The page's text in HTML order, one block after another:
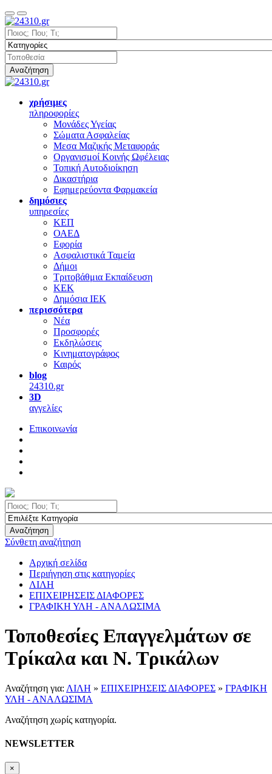
Αναζήτηση
χρήσιμες
πληροφορίες
Μονάδες Υγείας
Σώματα Ασφαλείας
Μεσα Μαζικής Μεταφοράς
Οργανισμοί Κοινής Ωφέλειας
Τοπική Αυτοδιοίκηση
Δικαστήρια
Εφημερεύοντα Φαρμακεία
δημόσιες
υπηρεσίες
ΚΕΠ
ΟΑΕΔ
Εφορία
Ασφαλιστικά Ταμεία
Δήμοι
Τριτοβάθμια Εκπαίδευση
ΚΕΚ
Δημόσια ΙΕΚ
περισσότερα
Νέα
Προσφορές
Εκδηλώσεις
Κινηματογράφος
Καιρός
blog
24310.gr
3D
αγγελίες
Επικοινωνία
Αναζήτηση
Σύνθετη αναζήτηση
Αρχική σελίδα
Περιήγηση στις κατηγορίες
ΛΙΛΗ
ΕΠΙΧΕΙΡΗΣΕΙΣ ΔΙΑΦΟΡΕΣ
ΓΡΑΦΙΚΗ ΥΛΗ - ΑΝΑΛΩΣΙΜΑ
Τοποθεσίες Επαγγελμάτων σε
Τρίκαλα και Ν. Τρικάλων
Αναζήτηση για: ΛΙΛΗ » ΕΠΙΧΕΙΡΗΣΕΙΣ ΔΙΑΦΟΡΕΣ » ΓΡΑΦΙΚΗ
ΥΛΗ - ΑΝΑΛΩΣΙΜΑ
Αναζήτηση χωρίς κατηγορία.
NEWSLETTER
×